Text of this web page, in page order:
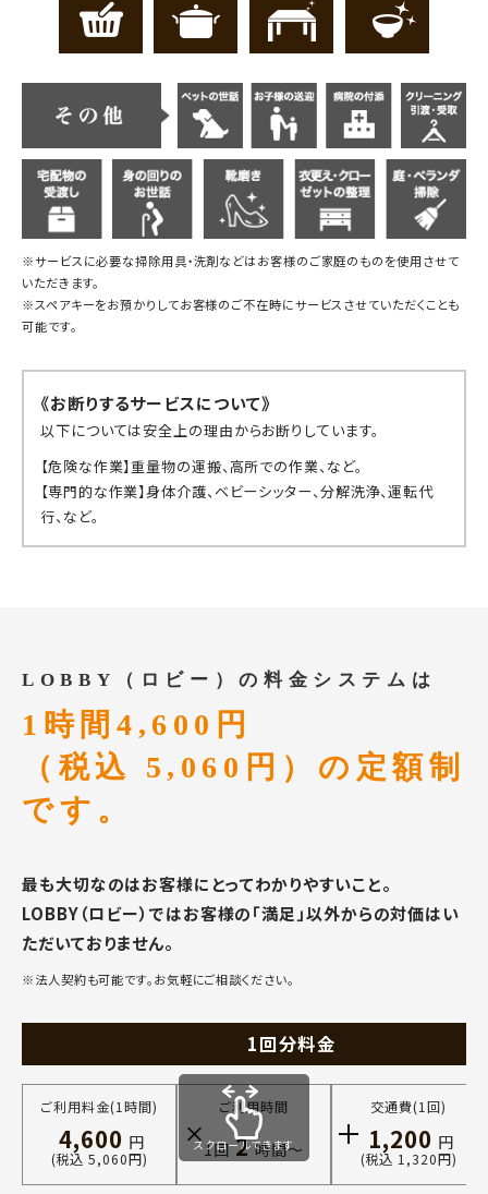
※サービスに必要な掃除用具・洗剤などはお客様のご家庭のものを使用させて
いただきます。
※スペアキーをお預かりしてお客様のご不在時にサービスさせていただくことも
可能です。
《お断りするサービスについて》
以下については安全上の理由からお断りしています。
【危険な作業】重量物の運搬、高所での作業、など。
【専門的な作業】身体介護、ベビーシッター、分解洗浄、運転代
行、など。
LOBBY（ロビー）の料金システムは
1時間4,600円
（税込 5,060円）の定額制
です。
最も大切なのはお客様にとってわかりやすいこと。
LOBBY（ロビー）ではお客様の「満足」以外からの対価はい
ただいておりません。
※法人契約も可能です。お気軽にご相談ください。
1回分料金
ご利用料金(1時間)
4,600 円
(税込 5,060円)
ご利用時間
1回 2 時間〜
交通費(1回)
1,200 円
(税込 1,320円)
スクロールできます